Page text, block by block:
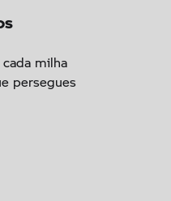
milha
persegues